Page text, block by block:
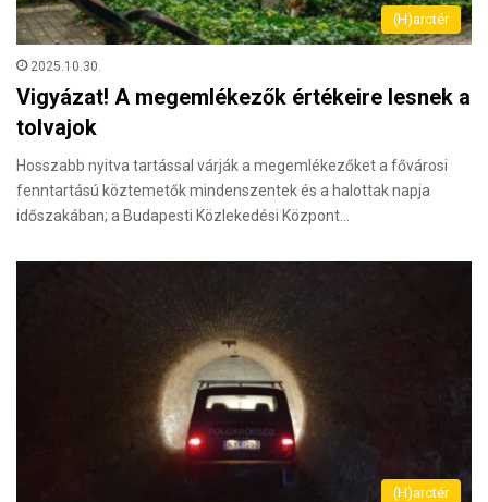
(H)arctér
2025.10.30.
Vigyázat! A megemlékezők értékeire lesnek a
tolvajok
Hosszabb nyitva tartással várják a megemlékezőket a fővárosi
fenntartású köztemetők mindenszentek és a halottak napja
időszakában; a Budapesti Közlekedési Központ…
(H)arctér